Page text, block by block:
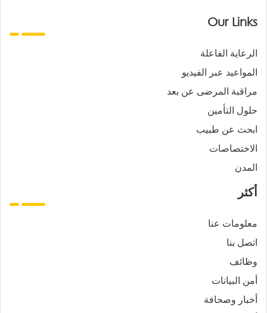
Our Links
الرعاية الفاعلة
المواعيد عبر الفيديو
مراقبة المرضى عن بعد
حلول التأمين
ابحث عن طبيب
الاختصاصات
المدن
أكثر
معلومات عنا
اتصل بنا
وظائف
أمن البيانات
أخبار وصحافة